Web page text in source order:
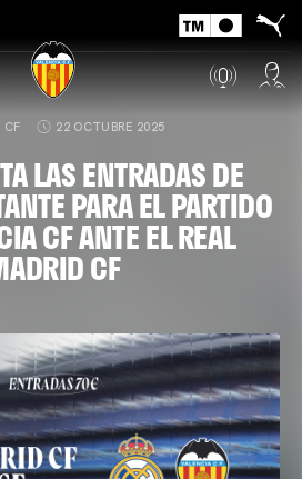
CF 22 OCTUBRE 2025
LAS ENTRADAS DE
PARA EL PARTIDO
CF ANTE EL REAL
CF